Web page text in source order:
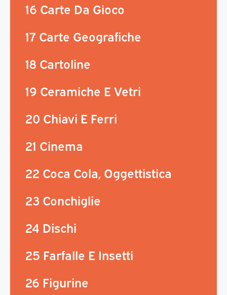
16 Carte Da Gioco
17 Carte Geografiche
18 Cartoline
19 Ceramiche E Vetri
20 Chiavi E Ferri
21 Cinema
22 Coca Cola, Oggettistica
23 Conchiglie
24 Dischi
25 Farfalle E Insetti
26 Figurine